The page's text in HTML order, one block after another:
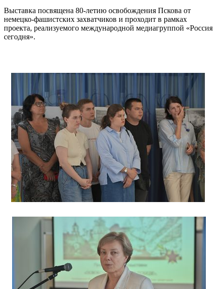
Выставка посвящена 80-летию освобождения Пскова от
немецко-фашистских захватчиков и проходит в рамках
проекта, реализуемого международной медиагруппой «Россия
сегодня».